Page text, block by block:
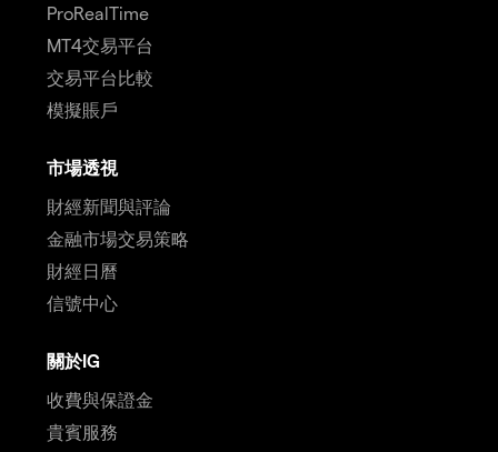
ProRealTime
MT4交易平台
交易平台比較
模擬賬戶
市場透視
財經新聞與評論
金融市場交易策略
財經日曆
信號中心
關於IG
收費與保證金
貴賓服務